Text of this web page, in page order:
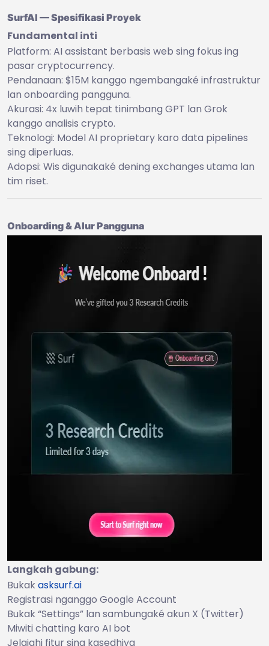
SurfAI — Spesifikasi Proyek
Fundamental inti
Platform: AI assistant berbasis web sing fokus ing
pasar cryptocurrency.
Pendanaan: $15M kanggo ngembangaké infrastruktur
lan onboarding pangguna.
Akurasi: 4x luwih tepat tinimbang GPT lan Grok
kanggo analisis crypto.
Teknologi: Model AI proprietary karo data pipelines
sing diperluas.
Adopsi: Wis digunakaké dening exchanges utama lan
tim riset.
Onboarding & Alur Pangguna
Langkah gabung:
Bukakasksurf.ai
Registrasi nganggo Google Account
Bukak “Settings” lan sambungaké akun X (Twitter)
Miwiti chatting karo AI bot
Jelajahi fitur sing kasedhiya